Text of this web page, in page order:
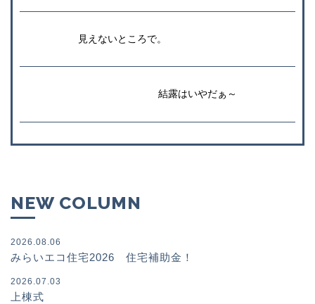
見えないところで。
結露はいやだぁ～
NEW COLUMN
2026.08.06
みらいエコ住宅2026 住宅補助金！
2026.07.03
上棟式